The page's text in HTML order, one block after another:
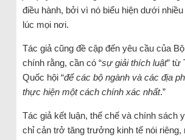
điều hành, bởi vì nó biểu hiện dưới
lúc mọi nơi.
Tác giả cũng đề cập đến yêu cầu của
chính rằng, cần có “sự giải thích luật” từ
Quốc hội “để các bộ ngành và các địa
thực hiện một cách chính xác nhất.”
Tác giả kết luận, thể chế và chính sách
chỉ cản trở tăng trưởng kinh tế nói riêng,